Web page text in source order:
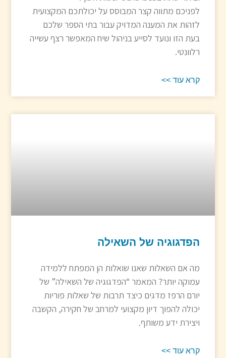
לפניכם מתווה קצר המבוסס על יכולתכם המקצועית
לזהות את המענה המדויק עבור בתי הספר שלכם
בעת הזו ונועד לסייע בניהול שיח המאפשר רצף עשייה
רלוונטי.
קרא עוד >>
הפדגוגיה של השאילה
מה אם השאלות שאנו שואלות הן המפתח ללמידה
עמוקה יותר? המאמר “הפדגוגיה של השאילה” של
יורם הרפז מדגים כיצד תרבות של שאלות פוריות
יכולה להפוך דיון מקצועי למרחב של חקירה, הקשבה
ויצירת ידע משותף.
קרא עוד >>